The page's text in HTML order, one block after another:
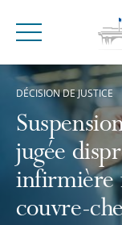
Menu
jugée
infirmière
couvre-
DÉCISION DE JUSTICE